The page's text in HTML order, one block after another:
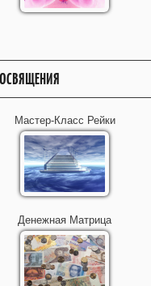
Мастер-Класс Рейки
Денежная Матрица